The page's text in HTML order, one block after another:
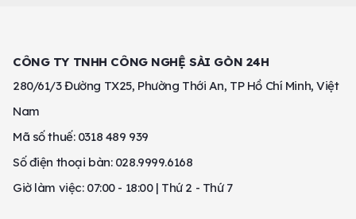
CÔNG TY TNHH CÔNG NGHỆ SÀI GÒN 24H
280/61/3 Đường TX25, Phường Thới An, TP Hồ Chí Minh, Việt
Nam
Mã số thuế: 0318 489 939
Số điện thoại bàn: 028.9999.6168
Giờ làm việc: 07:00 - 18:00 | Thứ 2 - Thứ 7